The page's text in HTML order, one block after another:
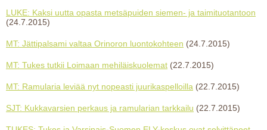
LUKE: Kaksi uutta opasta metsäpuiden siemen- ja taimituotantoon
(24.7.2015)
MT: Jättipalsami valtaa Orinoron luontokohteen (24.7.2015)
MT: Tukes tutkii Loimaan mehiläiskuolemat (22.7.2015)
MT: Ramularia leviää nyt nopeasti juurikaspelloilla (22.7.2015)
SJT: Kukkavarsien perkaus ja ramularian tarkkailu (22.7.2015)